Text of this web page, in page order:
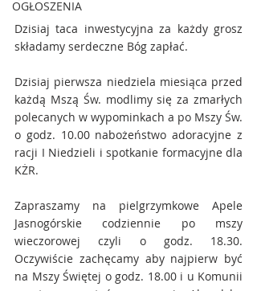
OGŁOSZENIA
Dzisiaj taca inwestycyjna za każdy grosz
składamy serdeczne Bóg zapłać.
Dzisiaj pierwsza niedziela miesiąca przed
każdą Mszą Św. modlimy się za zmarłych
polecanych w wypominkach a po Mszy Św.
o godz. 10.00 nabożeństwo adoracyjne z
racji I Niedzieli i spotkanie formacyjne dla
KŻR.
Zapraszamy na pielgrzymkowe Apele
Jasnogórskie codziennie po mszy
wieczorowej czyli o godz. 18.30.
Oczywiście zachęcamy aby najpierw być
na Mszy Świętej o godz. 18.00 i u Komunii